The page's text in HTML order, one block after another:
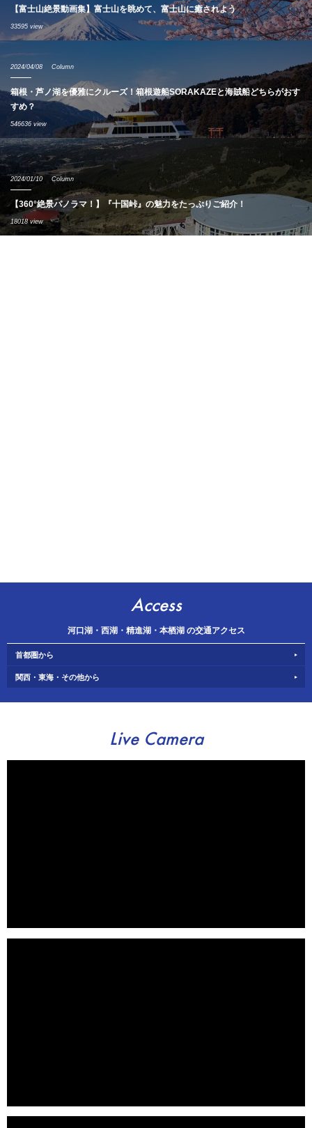
【富士山絶景動画集】富士山を眺めて、富士山に癒されよう
33595 view
2024/04/08 Column
箱根・芦ノ湖を優雅にクルーズ！箱根遊船SORAKAZEと海賊船どちらがおす
すめ？
546636 view
2024/01/10 Column
【360°絶景パノラマ！】『十国峠』の魅力をたっぷりご紹介！
18018 view
Access
河口湖・西湖・精進湖・本栖湖 の交通アクセス
首都圏から
関西・東海・その他から
Live Camera